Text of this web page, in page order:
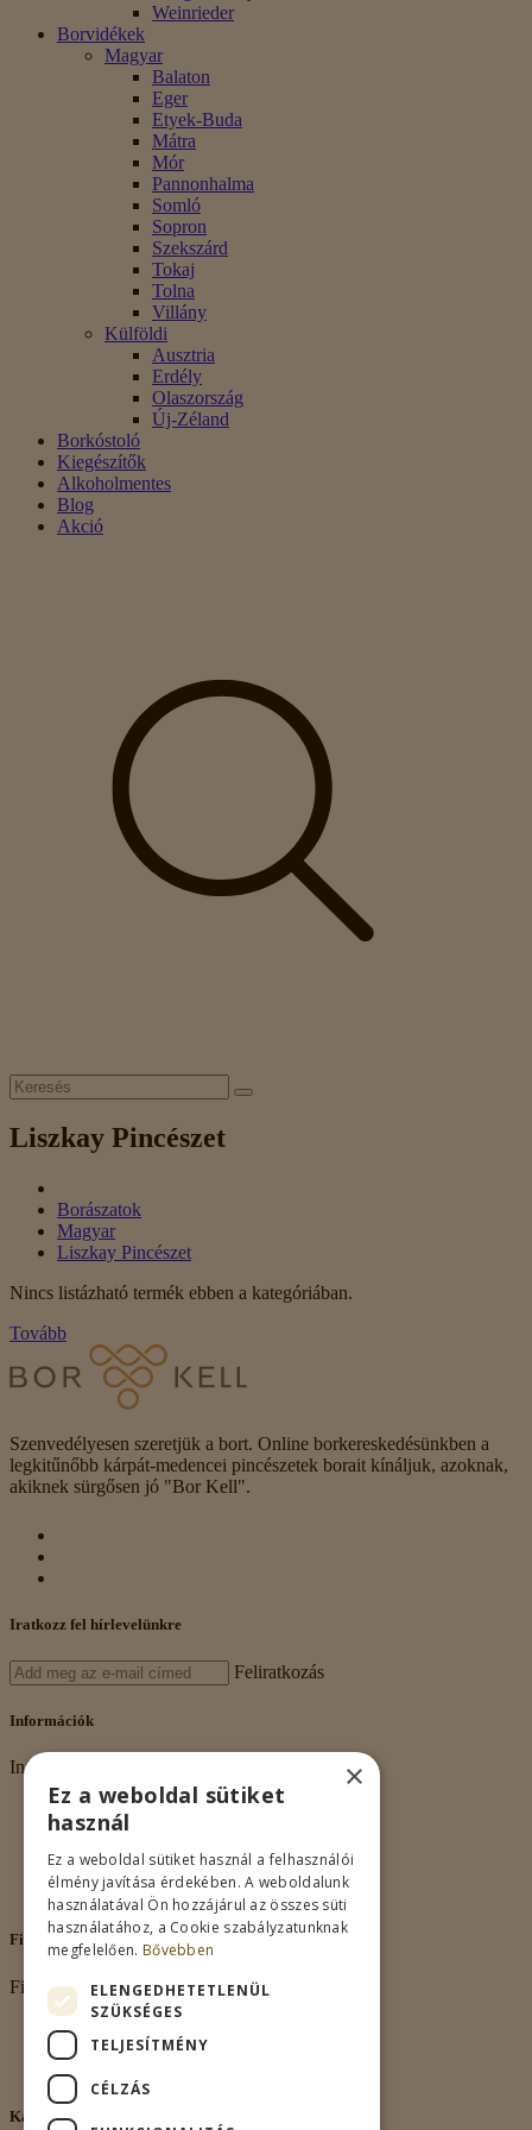
Weinrieder
Borvidékek
Magyar
Balaton
Eger
Etyek-Buda
Mátra
Mór
Pannonhalma
Somló
Sopron
Szekszárd
Tokaj
Tolna
Villány
Külföldi
Ausztria
Erdély
Olaszország
Új-Zéland
Borkóstoló
Kiegészítők
Alkoholmentes
Blog
Akció
Liszkay Pincészet
Borászatok
Magyar
Liszkay Pincészet
Nincs listázható termék ebben a kategóriában.
Tovább
Szenvedélyesen szeretjük a bort. Online borkereskedésünkben a
legkitűnőbb kárpát-medencei pincészetek borait kínáljuk, azoknak,
akiknek sürgősen jó "Bor Kell".
Iratkozz fel hírlevelünkre
Feliratkozás
Információk
Információk
Rólunk
Adatkezelés
Vásárlási feltételek
Nagykereskedelem
Kapcsolat
Fiókom
Fiókom
Fiókom
Rendeléseim
Kívánságlista
Kapcsolat
×
Ez a weboldal sütiket
használ
Ez a weboldal sütiket használ a felhasználói
élmény javítása érdekében. A weboldalunk
használatával Ön hozzájárul az összes süti
használatához, a Cookie szabályzatunknak
megfelelően. Bővebben
ELENGEDHETETLENÜL
SZÜKSÉGES
TELJESÍTMÉNY
CÉLZÁS